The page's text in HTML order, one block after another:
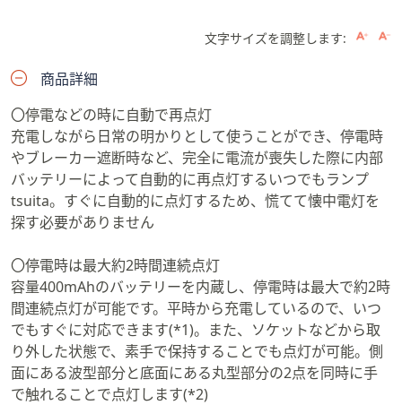
文字サイズを調整します:
商品詳細
〇停電などの時に自動で再点灯
充電しながら日常の明かりとして使うことができ、停電時
やブレーカー遮断時など、完全に電流が喪失した際に内部
バッテリーによって自動的に再点灯するいつでもランプ
tsuita。すぐに自動的に点灯するため、慌てて懐中電灯を
探す必要がありません
〇停電時は最大約2時間連続点灯
容量400mAhのバッテリーを内蔵し、停電時は最大で約2時
間連続点灯が可能です。平時から充電しているので、いつ
でもすぐに対応できます(*1)。また、ソケットなどから取
り外した状態で、素手で保持することでも点灯が可能。側
面にある波型部分と底面にある丸型部分の2点を同時に手
で触れることで点灯します(*2)